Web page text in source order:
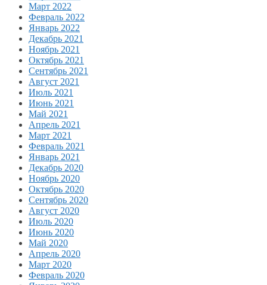
Март 2022
Февраль 2022
Январь 2022
Декабрь 2021
Ноябрь 2021
Октябрь 2021
Сентябрь 2021
Август 2021
Июль 2021
Июнь 2021
Май 2021
Апрель 2021
Март 2021
Февраль 2021
Январь 2021
Декабрь 2020
Ноябрь 2020
Октябрь 2020
Сентябрь 2020
Август 2020
Июль 2020
Июнь 2020
Май 2020
Апрель 2020
Март 2020
Февраль 2020